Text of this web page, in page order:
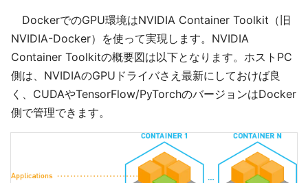
DockerでのGPU環境はNVIDIA Container Toolkit（旧
NVIDIA-Docker）を使って実現します。NVIDIA
Container Toolkitの概要図は以下となります。ホストPC
側は、NVIDIAのGPUドライバさえ最新にしておけば良
く、CUDAやTensorFlow/PyTorchのバージョンはDocker
側で管理できます。